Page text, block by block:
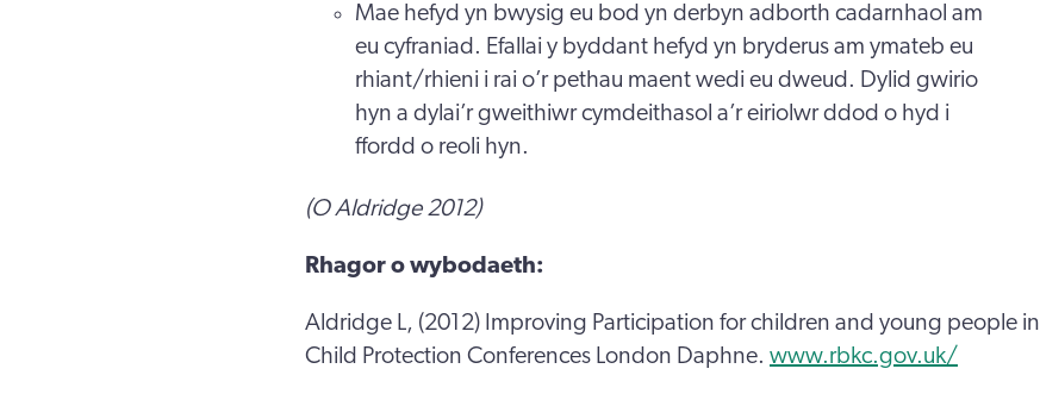
Mae hefyd yn bwysig eu bod yn derbyn adborth cadarnhaol am
eu cyfraniad. Efallai y byddant hefyd yn bryderus am ymateb eu
rhiant/rhieni i rai o’r pethau maent wedi eu dweud. Dylid gwirio
hyn a dylai’r gweithiwr cymdeithasol a’r eiriolwr ddod o hyd i
ffordd o reoli hyn.
(O Aldridge 2012)
Rhagor o wybodaeth:
Aldridge L, (2012) Improving Participation for children and young people in
Child Protection Conferences London Daphne. www.rbkc.gov.uk/